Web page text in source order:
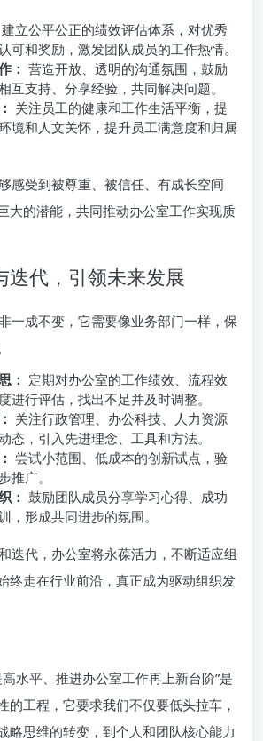
建立公平公正的绩效评估体系，对优秀
可和奖励，激发团队成员的工作热情。
： 营造开放、透明的沟通氛围，鼓励
互支持、分享经验，共同解决问题。
关注员工的健康和工作生活平衡，提
境和人文关怀，提升员工满意度和归属
感受到被尊重、被信任、有成长空间
大的潜能，共同推动办公室工作实现质
迭代，引领未来发展
一成不变，它需要像业务部门一样，保
： 定期对办公室的工作绩效、流程效
进行评估，找出不足并及时调整。
关注行政管理、办公科技、人力资源
态，引入先进理念、工具和方法。
尝试小范围、低成本的创新试点，验
推广。
： 鼓励团队成员分享学习心得、成功
，形成共同进步的氛围。
迭代，办公室将永葆活力，不断适应组
终走在行业前沿，真正成为驱动组织发
水平、推进办公室工作再上新台阶”是
的工程，它要求我们不仅要低头拉车，
略思维的转变，到个人和团队核心能力